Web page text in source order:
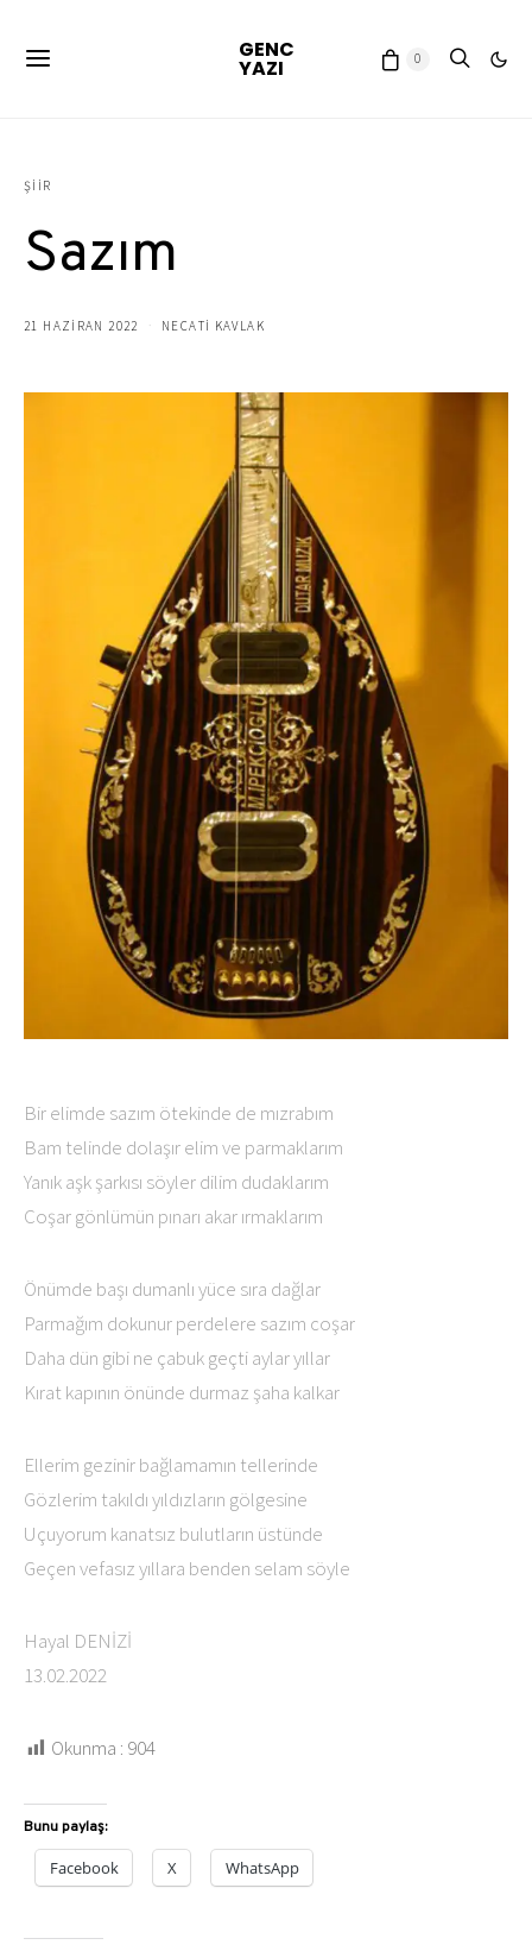
GENC
YAZI 0
ŞIIR
Sazım
21 HAZIRAN 2022 NECATİ KAVLAK
Bir elimde sazım ötekinde de mızrabım
Bam telinde dolaşır elim ve parmaklarım
Yanık aşk şarkısı söyler dilim dudaklarım
Coşar gönlümün pınarı akar ırmaklarım
Önümde başı dumanlı yüce sıra dağlar
Parmağım dokunur perdelere sazım coşar
Daha dün gibi ne çabuk geçti aylar yıllar
Kırat kapının önünde durmaz şaha kalkar
Ellerim gezinir bağlamamın tellerinde
Gözlerim takıldı yıldızların gölgesine
Uçuyorum kanatsız bulutların üstünde
Geçen vefasız yıllara benden selam söyle
Hayal DENİZİ
13.02.2022
Okunma : 904
Bunu paylaş:
Facebook X WhatsApp